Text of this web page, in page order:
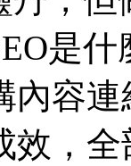
是
內容
效，